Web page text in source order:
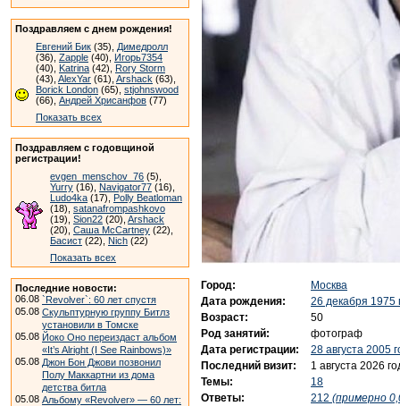
Поздравляем с днем рождения!
Евгений Бик (35), Димедролл
(36), Zapple (40), Игорь7354
(40), Katrina (42), Rory Storm
(43), AlexYar (61), Arshack (63),
Borick London (65), stjohnswood
(66), Андрей Хрисанфов (77)
Показать всех
Поздравляем с годовщиной
регистрации!
evgen_menschov_76 (5),
Yurry (16), Navigator77 (16),
Ludo4ka (17), Polly Beatloman
(18), satanafrompashkovo
(19), Sion22 (20), Arshack
(20), Саша McCartney (22),
Басист (22), Nich (22)
Показать всех
Последние новости:
06.08 `Revolver`: 60 лет спустя
05.08 Скульптурную группу Битлз
установили в Томске
05.08 Йоко Оно переиздаст альбом
«It’s Alright (I See Rainbows)»
05.08 Джон Бон Джови позвонил
Полу Маккартни из дома
детства битла
05.08 Альбому «Revolver» — 60 лет:
Город:
Москва
Дата рождения:
26 декабря 1975
Возраст:
50
Род занятий:
фотограф
Дата регистрации:
28 августа 2005
Последний визит:
1 августа 2026
Темы:
18
Ответы:
212 (примерно